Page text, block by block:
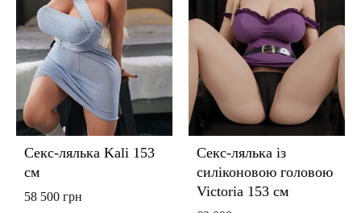
Секс-лялька Kali 153
см
58 500 грн
Секс-лялька із
силіконовою головою
Victoria 153 см